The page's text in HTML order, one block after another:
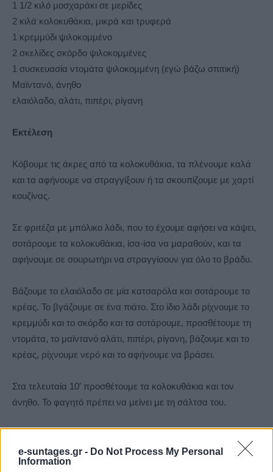
e-suntages.gr - Do Not Process My Personal
Information
1 1/2 κιλό μοσχαράκι σε μερίδες
2 κιλά κολοκυθάκια, μικρά και τρυφερά
1 κρεμμύδι ψιλοκομμένο
2 σκελίδες σκόρδο ψιλοκομμένες
1 συσκευασία ντομάτα ψιλοκομμένη (εγώ βάζω σπιτική)
Μαϊντανό, άνηθο
ελαιόλαδο, αλάτι, πιπέρι, ρίγανη
Εκτέλεση
Κόβουμε τις άκρες από τα κολοκυθάκια, τα πλένουμε καλά
και τα αφήνουμε να στραγγίξουν ή τα σκουπίζουμε με χαρτί
κουζίνας.
Σε φριτέζα με μπόλικο λάδι, που το έχουμε αφήσει να κάψει,
σοτάρουμε τα κολοκυθάκια, ίσα-ίσα να μαραθούν, και τα
αφήνουμε σε σουρωτήρι να στραγγίσουν για όλο το βράδυ.
Βάζουμε το ελαιόλαδο σε μία κατσαρόλα και σοτάρουμε το
κρέας. Το βγάζουμε σε ένα πιάτο. Στο ίδιο λάδι ρίχνουμε το
κρεμμύδι και το σκόρδο και τα σοτάρουμε, προσθέτουμε τη
ντομάτα, το μαϊντανό αλάτι, πιπέρι, ρίγανη, βάζουμε και το
κρέας, ρίχνουμε νερό και το αφήνουμε να βράσει.
Στα τελευταία 10′ προσθέτουμε τα κολοκυθάκια και τον
άνηθο. Το φαγητό πρέπει να μείνει με τη σάλτσα του.
δηλαδή την κάνω το καλοκαίρι που οι ντομάτες είναι άφθονες
και έχω για όλη τη χρονιά.